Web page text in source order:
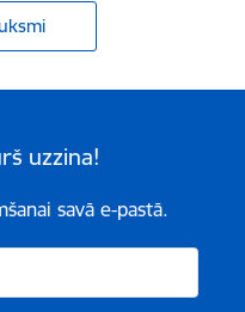
uzzina!
savā e-pastā.